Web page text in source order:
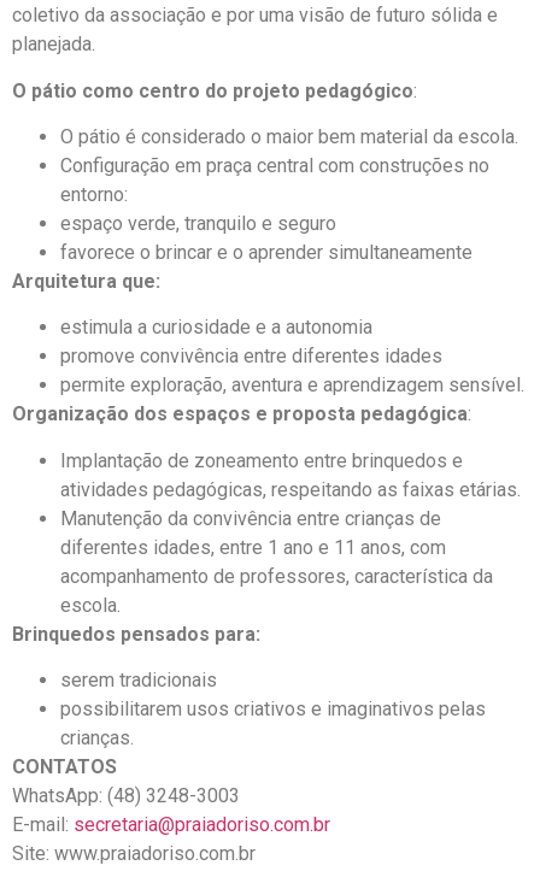
coletivo da associação e por uma visão de futuro sólida e
planejada.
O pátio como centro do projeto pedagógico:
O pátio é considerado o maior bem material da escola.
Configuração em praça central com construções no
entorno:
espaço verde, tranquilo e seguro
favorece o brincar e o aprender simultaneamente
Arquitetura que:
estimula a curiosidade e a autonomia
promove convivência entre diferentes idades
permite exploração, aventura e aprendizagem sensível.
Organização dos espaços e proposta pedagógica:
Implantação de zoneamento entre brinquedos e
atividades pedagógicas, respeitando as faixas etárias.
Manutenção da convivência entre crianças de
diferentes idades, entre 1 ano e 11 anos, com
acompanhamento de professores, característica da
escola.
Brinquedos pensados para:
serem tradicionais
possibilitarem usos criativos e imaginativos pelas
crianças.
CONTATOS
WhatsApp: (48) 3248-3003
E-mail: secretaria@praiadoriso.com.br
Site: www.praiadoriso.com.br